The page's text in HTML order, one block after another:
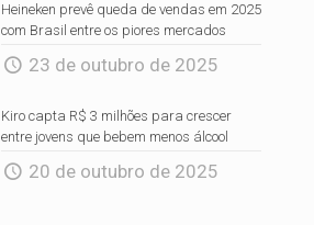
Heineken prevê queda de vendas em 2025
com Brasil entre os piores mercados
23 de outubro de 2025
Kiro capta R$ 3 milhões para crescer
entre jovens que bebem menos álcool
20 de outubro de 2025